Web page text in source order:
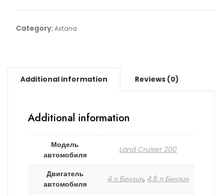
Category: Astana
Additional information Reviews (0)
Additional information
Модель
автомобиля
Land Cruiser 200
Двигатель
автомобиля
4 л Бензин, 4.6 л Бензин